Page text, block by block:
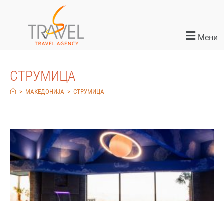
Мени
СТРУМИЦА
> МАКЕДОНИЈА > СТРУМИЦА